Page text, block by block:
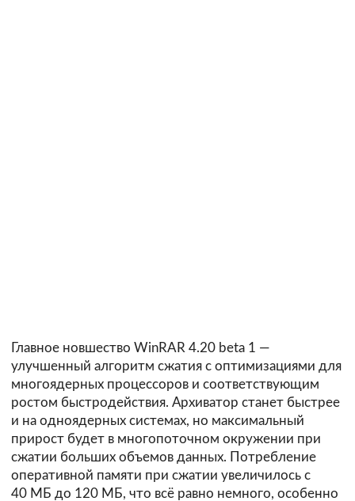
Главное новшество WinRAR 4.20 beta 1 —
улучшенный алгоритм сжатия с оптимизациями для
многоядерных процессоров и соответствующим
ростом быстродействия. Архиватор станет быстрее
и на одноядерных системах, но максимальный
прирост будет в многопоточном окружении при
сжатии больших объемов данных. Потребление
оперативной памяти при сжатии увеличилось с
40 МБ до 120 МБ, что всё равно немного, особенно